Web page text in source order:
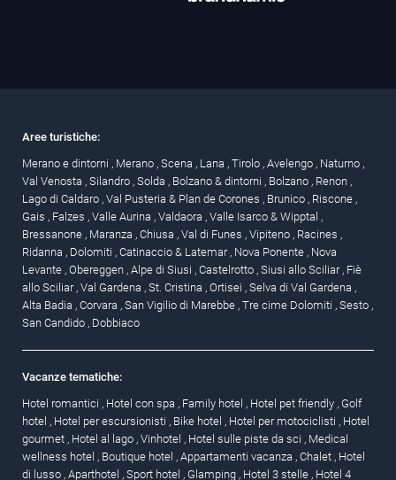
Aree turistiche:
Merano e dintorni , Merano , Scena , Lana , Tirolo , Avelengo , Naturno ,
Val Venosta , Silandro , Solda , Bolzano & dintorni , Bolzano , Renon ,
Lago di Caldaro , Val Pusteria & Plan de Corones , Brunico , Riscone ,
Gais , Falzes , Valle Aurina , Valdaora , Valle Isarco & Wipptal ,
Bressanone , Maranza , Chiusa , Val di Funes , Vipiteno , Racines ,
Ridanna , Dolomiti , Catinaccio & Latemar , Nova Ponente , Nova
Levante , Obereggen , Alpe di Siusi , Castelrotto , Siusi allo Sciliar , Fiè
allo Sciliar , Val Gardena , St. Cristina , Ortisei , Selva di Val Gardena ,
Alta Badia , Corvara , San Vigilio di Marebbe , Tre cime Dolomiti , Sesto ,
San Candido , Dobbiaco
Vacanze tematiche:
Hotel romantici , Hotel con spa , Family hotel , Hotel pet friendly , Golf
hotel , Hotel per escursionisti , Bike hotel , Hotel per motociclisti , Hotel
gourmet , Hotel al lago , Vinhotel , Hotel sulle piste da sci , Medical
wellness hotel , Boutique hotel , Appartamenti vacanza , Chalet , Hotel
di lusso , Aparthotel , Sport hotel , Glamping , Hotel 3 stelle , Hotel 4